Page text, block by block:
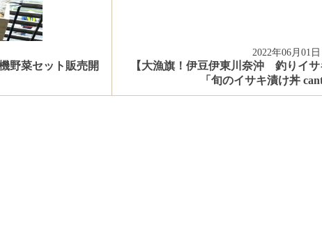
野菜セット販売開
2022年06月01日
【大漁旗！伊豆伊東川奈沖 釣りイ
「旬のイサキ漬け丼